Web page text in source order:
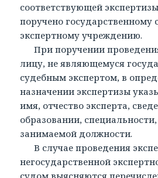
соответствующей
поручено государственному
экспертному учреждению.
При поручении
лицу, не являющемуся
судебным экспертом, в
назначении экспертизы
имя, отчество эксперта,
образовании,
занимаемой должности.
В случае проведения
негосударственной